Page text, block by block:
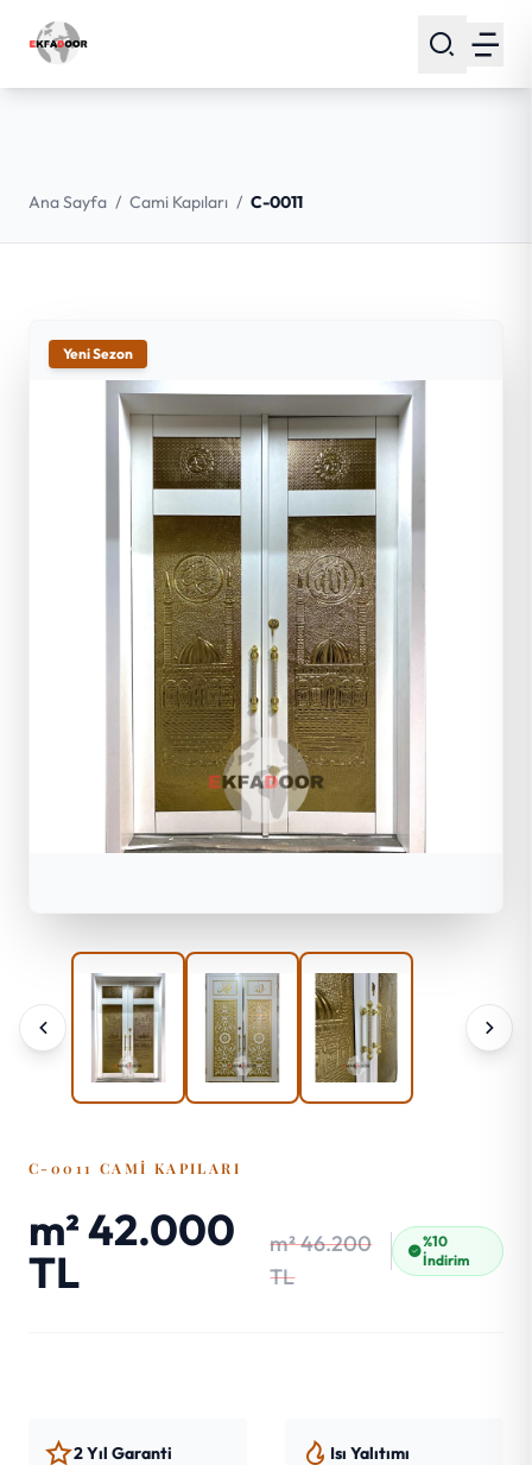
Ana Sayfa / Cami Kapıları / C-0011
Yeni Sezon
C-0011 CAMI KAPILARI
m² 42.000
TL
m² 46.200
TL
%10
İndirim
2 Yıl Garanti Isı Yalıtımı